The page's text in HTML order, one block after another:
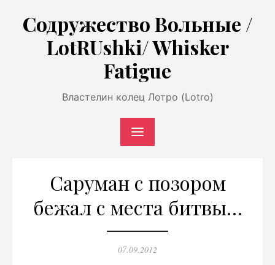
содержимому
Содружество Вольные /
LotRUshki/ Whisker
Fatigue
Властелин колец Лотро (Lotro)
Саруман с позором
бежал с места битвы…
Опубликовано
07.09.2012